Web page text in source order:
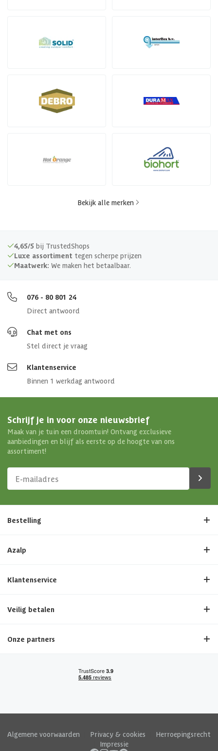
Bekijk alle merken
4,65/5 bij TrustedShops
Luxe assortiment tegen scherpe prijzen
Maatwerk: We maken het betaalbaar.
076 - 80 801 24
Direct antwoord
Chat met ons
Stel direct je vraag
Klantenservice
Binnen 1 werkdag antwoord
Schrijf je in voor onze nieuwsbrief
Maak van je tuin een droomtuin! Ontvang exclusieve
aanbiedingen en blijf als eerste op de hoogte van ons
assortiment!
Bestelling
Azalp
Klantenservice
Veilig betalen
Onze partners
Algemene voorwaarden Privacy & cookies
Herroepingsrecht
Impressie